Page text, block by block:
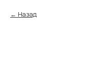
Назад